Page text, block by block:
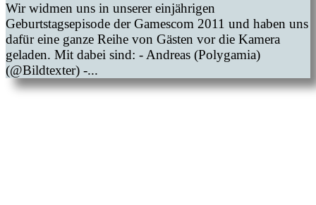
Wir widmen uns in unserer einjährigen
Geburtstagsepisode der Gamescom 2011 und haben uns
dafür eine ganze Reihe von Gästen vor die Kamera
geladen. Mit dabei sind: - Andreas (Polygamia)
(@Bildtexter) -...